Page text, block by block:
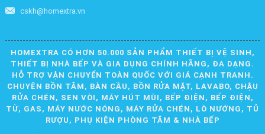
cskh@homextra.vn
HOMEXTRA CÓ HƠN 50.000 SẢN PHẨM THIẾT BỊ VỆ SINH,
THIẾT BỊ NHÀ BẾP VÀ GIA DỤNG CHÍNH HÃNG, ĐA DẠNG.
HỖ TRỢ VẬN CHUYỂN TOÀN QUỐC VỚI GIÁ CẠNH TRANH.
CHUYÊN BỒN TẮM, BÀN CẦU, BỒN RỬA MẶT, LAVABO, CHẬU
RỬA CHÉN, SEN VÒI, MÁY HÚT MÙI, BẾP ĐIỆN, BẾP ĐIỆN,
TỪ, GAS, MÁY NƯỚC NÓNG, MÁY RỬA CHÉN, LÒ NƯỚNG, TỦ
RƯỢU, PHỤ KIỆN PHÒNG TẮM & NHÀ BẾP